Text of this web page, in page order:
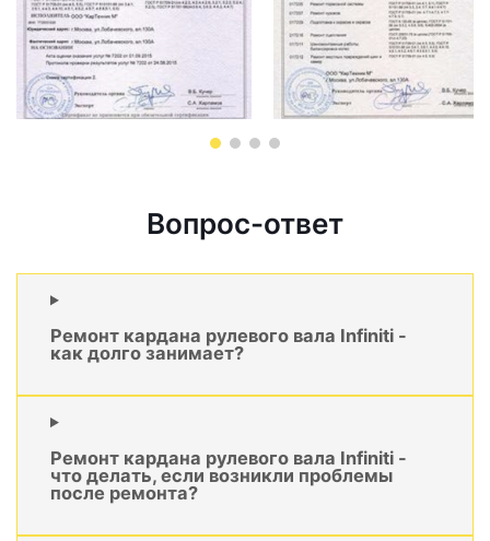
Вопрос-ответ
Ремонт кардана рулевого вала Infiniti -
как долго занимает?
Ремонт кардана рулевого вала Infiniti -
что делать, если возникли проблемы
после ремонта?